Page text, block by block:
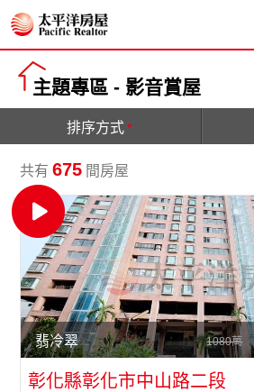
主題專區 - 影音賞屋
排序方式
共有 675 間房屋
翡冷翠 1080萬
彰化縣彰化市中山路二段